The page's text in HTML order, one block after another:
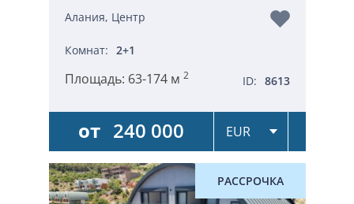
Алания, Центр
Комнат: 2+1
Площадь: 63-174 м 2 ID: 8613
от 240 000
РАССРОЧКА